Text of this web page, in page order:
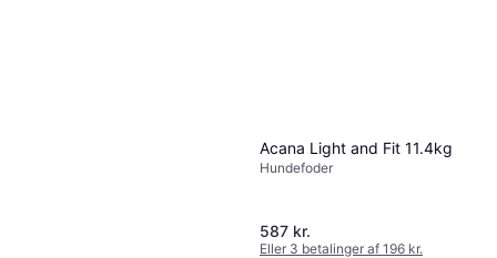
Clips
Hund pelspleje
1.250 kr.
Acana Light and Fit 11.4kg
Hundefoder
587 kr.
Eller 3 betalinger af 196 kr.